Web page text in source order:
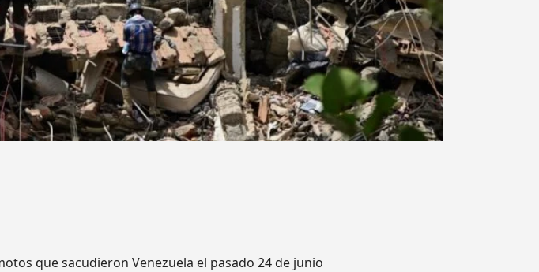
que sacudieron Venezuela el pasado 24 de junio